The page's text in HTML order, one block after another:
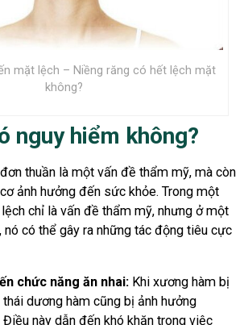
mặt lệch – Niềng răng có hết lệch mặt
không?
nguy hiểm không?
thuần là một vấn đề thẩm mỹ, mà còn
ảnh hưởng đến sức khỏe. Trong một
chỉ là vấn đề thẩm mỹ, nhưng ở một
nó có thể gây ra những tác động tiêu cực
chức năng ăn nhai: Khi xương hàm bị
dương hàm cũng bị ảnh hưởng
này dẫn đến khó khăn trong việc